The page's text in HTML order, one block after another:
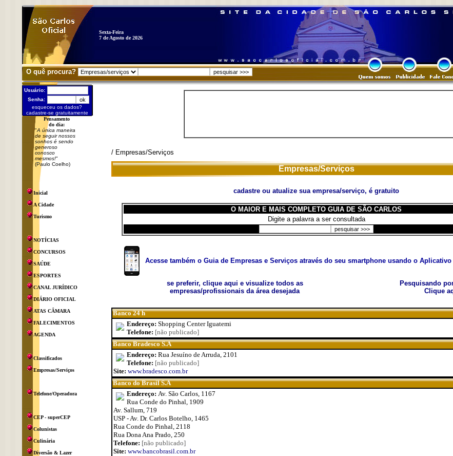
Sexta-Feira
7 de Agosto de 2026
O quê procura?
Usuário:
Senha:
esqueceu os dados?
cadastre-se gratuitamente
Pensamento
do dia:
"A única maneira
de seguir nossos
sonhos é sendo
generoso
conosco
mesmos!"
(Paulo Coelho)
Inicial
A Cidade
Turismo
NOTÍCIAS
CONCURSOS
SAÚDE
ESPORTES
CANAL JURÍDICO
DIÁRIO OFICIAL
ATAS CÂMARA
FALECIMENTOS
AGENDA
Classificados
Empresas/Serviços
Telefone/Operadora
CEP - superCEP
Colunistas
Culinária
Diversão & Lazer
/ Empresas/Serviços
Empresas/Serviços
cadastre ou atualize sua empresa/serviço, é gratuito
O MAIOR E MAIS COMPLETO GUIA DE SÃO CARLOS
Digite a palavra a ser consultada
Acesse também o Guia de Empresas e Serviços através do seu smartphone usando o Aplicativo
se preferir, clique aqui e visualize todos as
empresas/profissionais da área desejada
Pesquisando
Clique
Banco 24 h
Endereço: Shopping Center Iguatemi
Telefone: [não publicado]
Banco Bradesco S.A
Endereço: Rua Jesuíno de Arruda, 2101
Telefone: [não publicado]
Site: www.bradesco.com.br
Banco do Brasil S.A
Endereço: Av. São Carlos, 1167
Rua Conde do Pinhal, 1909
Av. Sallum, 719
USP - Av. Dr. Carlos Botelho, 1465
Rua Conde do Pinhal, 2118
Rua Dona Ana Prado, 250
Telefone: [não publicado]
Site: www.bancobrasil.com.br